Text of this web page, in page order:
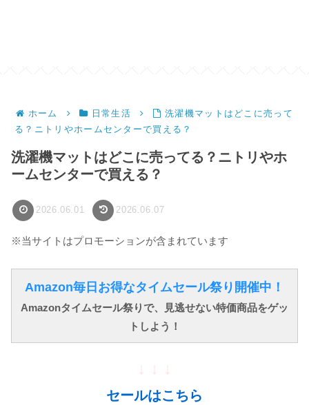
ホーム 日常生活
洗濯機マットはどこに売って
る？ニトリやホームセンターで買える？
洗濯機マットはどこに売ってる？ニトリやホ
ームセンターで買える？
2026.06.01 2026.06.07
※当サイトはプロモーションが含まれています
Amazon毎日お得なタイムセール祭り開催中！
Amazonタイムセール祭りで、見逃せない特価商品をゲッ
トしよう！
↓ ↓ ↓
セールはこちら